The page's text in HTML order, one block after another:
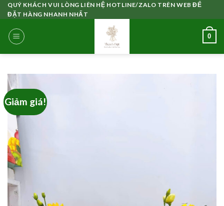
Skip
to
content
QUÝ KHÁCH VUI LÒNG LIÊN HỆ HOTLINE/ZALO TRÊN WEB ĐỂ
ĐẶT HÀNG NHANH NHẤT
0
Giảm giá!